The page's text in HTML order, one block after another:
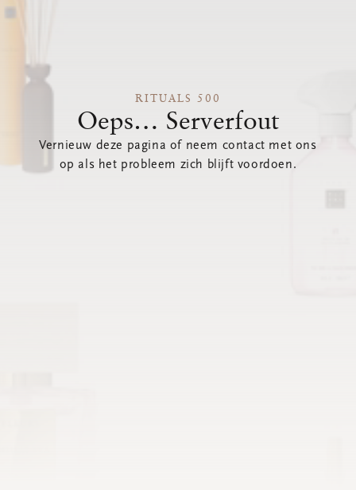
RITUALS 500
Oeps… Serverfout
Vernieuw deze pagina of neem contact met ons
op als het probleem zich blijft voordoen.